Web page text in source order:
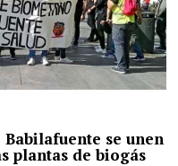
se unen
plantas de biogás